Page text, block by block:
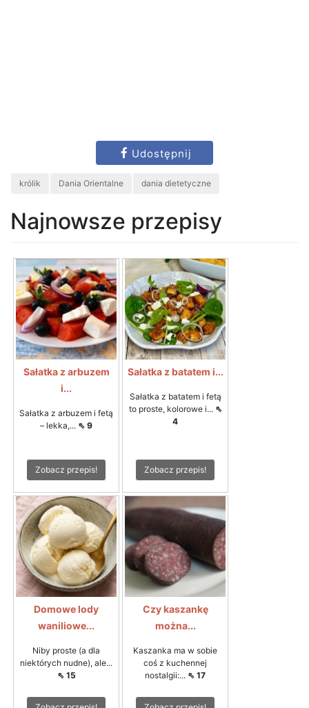
Udostępnij
królik Dania Orientalne dania dietetyczne
Najnowsze przepisy
Sałatka z arbuzem
i...
Sałatka z arbuzem i fetą
– lekka,... ⇖ 9
Zobacz przepis!
Sałatka z batatem i...
Sałatka z batatem i fetą
to proste, kolorowe i... ⇖
4
Zobacz przepis!
Domowe lody
waniliowe...
Niby proste (a dla
niektórych nudne), ale...
⇖ 15
Czy kaszankę
można...
Kaszanka ma w sobie
coś z kuchennej
nostalgii:... ⇖ 17